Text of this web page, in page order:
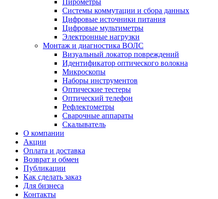
Пирометры
Системы коммутации и сбора данных
Цифровые источники питания
Цифровые мультиметры
Электронные нагрузки
Монтаж и диагностика ВОЛС
Визуальный локатор повреждений
Идентификатор оптического волокна
Микроскопы
Наборы инструментов
Оптические тестеры
Оптический телефон
Рефлектометры
Сварочные аппараты
Скалыватель
О компании
Акции
Оплата и доставка
Возврат и обмен
Публикации
Как сделать заказ
Для бизнеса
Контакты